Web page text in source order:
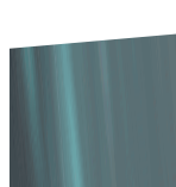
Explorează acum
De ce Tradeics?
Tradeics are
echipele de
gestioneze
timp ce
îmbunătățește